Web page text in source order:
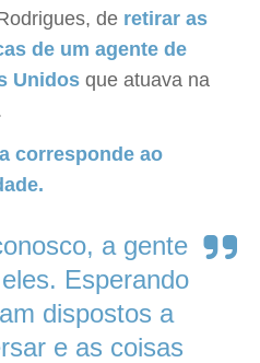
de retirar as
de um agente de
Unidos que atuava na
corresponde ao
a gente
Esperando
dispostos a
e as coisas